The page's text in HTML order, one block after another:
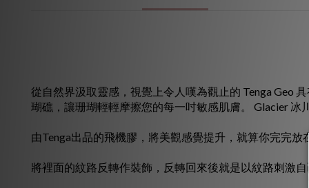
從自然界汲取靈感，視覺上令人嘆為觀止的 Tenga Geo
瑚礁，讓珊瑚輕輕摩擦您的每一吋敏感肌膚。 Glacier
由Tenga出品的飛機膠，將美觀感覺提升，就算你完完
將裡面的紋路反轉作裝飾，反轉回來後就是以紋路刺激